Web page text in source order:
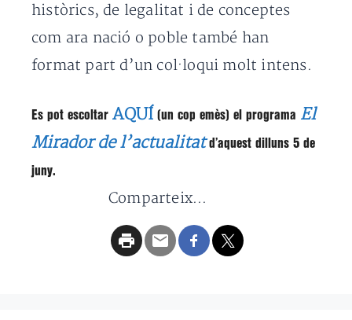
històrics, de legalitat i de conceptes
com ara nació o poble també han
format part d’un col·loqui molt intens.
Es pot escoltar AQUÍ (un cop emès) el programa El
Mirador de l’actualitatd’aquest dilluns 5 de
juny.
Comparteix...